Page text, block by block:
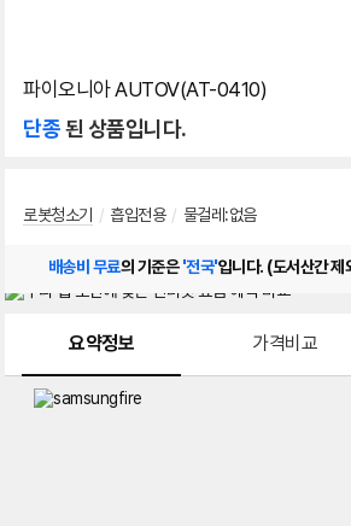
파이오니아 AUTOV(AT-0410)
단종된 상품입니다.
로봇청소기 / 흡입전용 / 물걸레:없음
배송비 무료의 기준은'전국'입니다. (도서산간 제
요약정보 가격비교